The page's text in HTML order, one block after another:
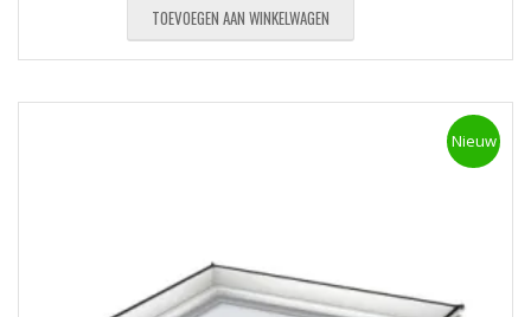
TOEVOEGEN AAN WINKELWAGEN
Nieuw